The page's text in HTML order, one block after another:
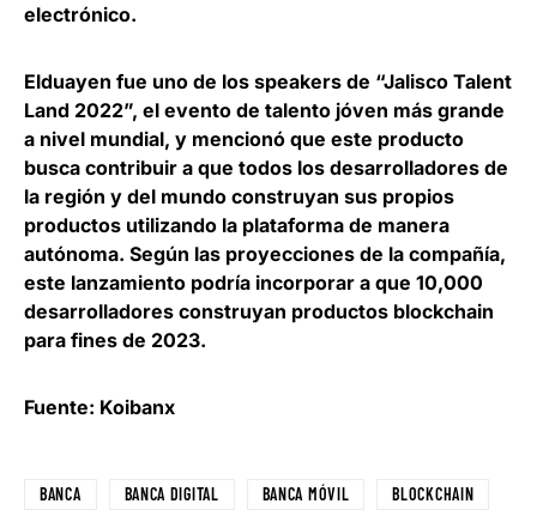
electrónico.
Elduayen fue uno de los speakers de “Jalisco Talent
Land 2022”, el evento de talento jóven más grande
a nivel mundial, y mencionó que este producto
busca contribuir a que todos los desarrolladores de
la región y del mundo construyan sus propios
productos utilizando la plataforma de manera
autónoma. Según las proyecciones de la compañía,
este lanzamiento podría incorporar a que 10,000
desarrolladores construyan productos blockchain
para fines de 2023.
Fuente: Koibanx
BANCA BANCA DIGITAL BANCA MÓVIL BLOCKCHAIN